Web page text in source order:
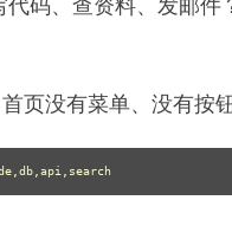
代码、查资料、发邮
页没有菜单、没有按